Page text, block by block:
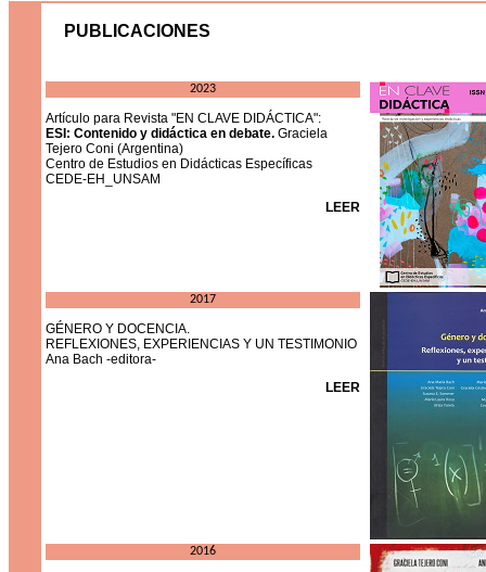
PUBLICACIONES
2023
Artículo para Revista "EN CLAVE DIDÁCTICA":
ESI: Contenido y didáctica en debate. Graciela
Tejero Coni (Argentina)
Centro de Estudios en Didácticas Específicas
CEDE-EH_UNSAM
LEER
2017
GÉNERO Y DOCENCIA.
REFLEXIONES, EXPERIENCIAS Y UN TESTIMONIO
Ana Bach -editora-
LEER
2016